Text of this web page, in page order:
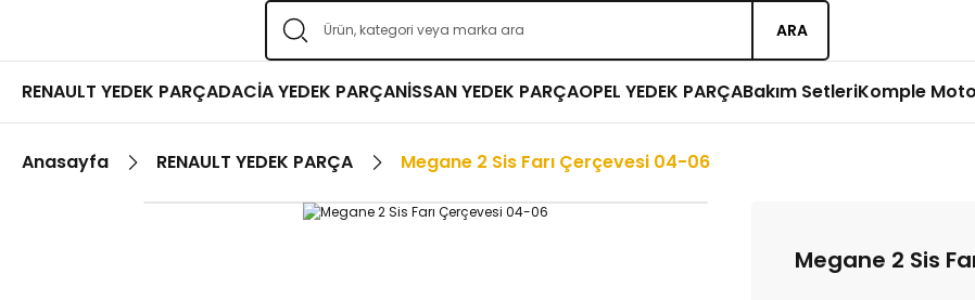
ARA
RENAULT YEDEK PARÇADACİA YEDEK PARÇANİSSAN YEDEK PARÇAOPEL YEDEK PARÇABakım SetleriKomple
Anasayfa RENAULT YEDEK PARÇA Megane 2 Sis Farı Çerçevesi 04-06
Megane 2 Sis